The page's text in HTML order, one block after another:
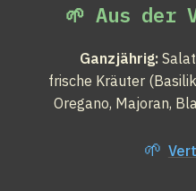
🌱 Aus der
Ganzjährig:
frische Kräuter
Oregano, Majoran,
🌱